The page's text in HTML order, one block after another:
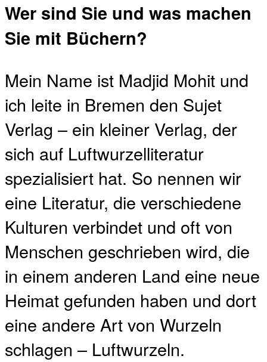
Wer sind Sie und was machen
Sie mit Büchern?
Mein Name ist Madjid Mohit und
ich leite in Bremen den Sujet
Verlag – ein kleiner Verlag, der
sich auf Luftwurzelliteratur
spezialisiert hat. So nennen wir
eine Literatur, die verschiedene
Kulturen verbindet und oft von
Menschen geschrieben wird, die
in einem anderen Land eine neue
Heimat gefunden haben und dort
eine andere Art von Wurzeln
schlagen – Luftwurzeln.